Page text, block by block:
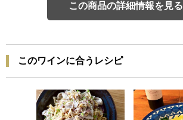
この商品の詳細情報を見る
このワインに合うレシピ